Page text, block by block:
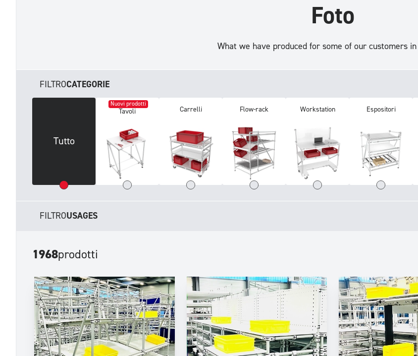
Foto
What we have produced for some of our customers
FILTROCATEGORIE
Tutto
Nuovi prodotti
Tavoli Carrelli Flow-rack Workstation Espositori
FILTROUSAGES
1968prodotti